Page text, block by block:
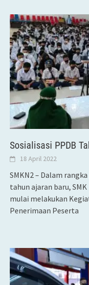
Sosialisasi PPDB
18 April 2022
SMKN2 – Dalam
tahun ajaran baru,
mulai melakukan
Penerimaan Peserta